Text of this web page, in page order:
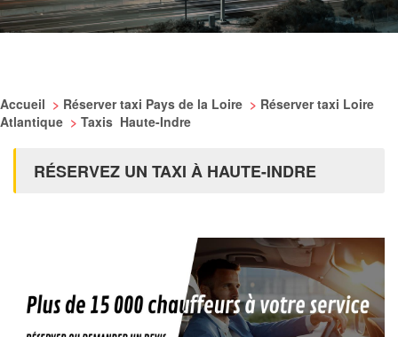
Accueil > Réserver taxi Pays de la Loire > Réserver taxi Loire
Atlantique > Taxis Haute-Indre
RÉSERVEZ UN TAXI À HAUTE-INDRE